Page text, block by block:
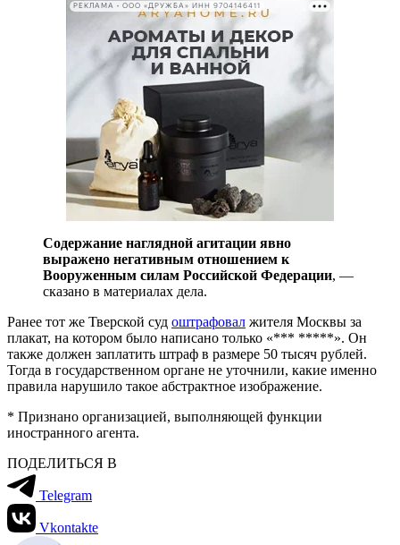
РЕКЛАМА • ООО «ДРУЖБА» ИНН 9704146411
Содержание наглядной агитации явно
выражено негативным отношением к
Вооруженным силам Российской Федерации, —
сказано в материалах дела.
Ранее тот же Тверской суд оштрафовал жителя Москвы за
плакат, на котором было написано только «*** *****». Он
также должен заплатить штраф в размере 50 тысяч рублей.
Тогда в государственном органе не уточнили, какие именно
правила нарушило такое абстрактное изображение.
* Признано организацией, выполняющей функции
иностранного агента.
ПОДЕЛИТЬСЯ В
Telegram
Vkontakte